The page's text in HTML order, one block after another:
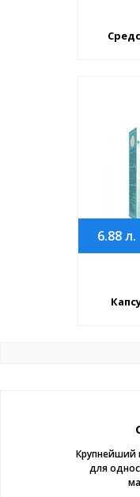
6.88л.
Крупнейший
для